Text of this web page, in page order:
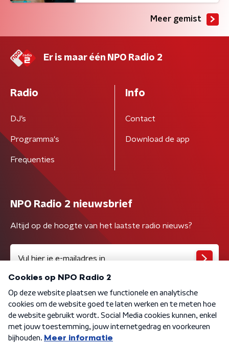
Meer gemist
Er is maar één NPO Radio 2
Radio
DJ’s
Programma's
Frequenties
Info
Contact
Download de app
NPO Radio 2 nieuwsbrief
Altijd op de hoogte van het laatste radio nieuws?
Algemene voorwaarden